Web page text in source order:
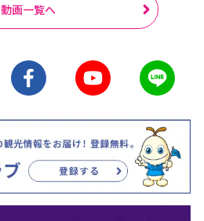
動画一覧へ